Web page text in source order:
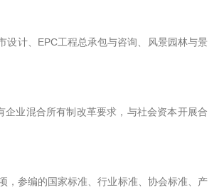
计、EPC工程总承包与咨询、风景园林与景
业混合所有制改革要求，与社会资本开展合
，参编的国家标准、行业标准、协会标准、产